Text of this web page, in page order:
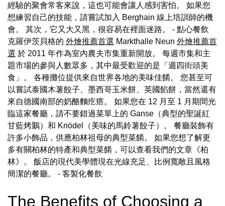
經驗的聚會常客來說，這也可能會讓人感到害怕。 如果您
想練習自己的技能，請嘗試加入 Berghain 線上培訓師的機
會。 其次，它又大又黑，很容易在裡面迷路。 - 點心餐飲
克羅伊茨貝格的 外燴推薦首選 Markthalle Neun 外燴推薦首
選 於 2011 年作為室內農夫市集重新開放。 每週市集和主
題市場的參與人數眾多，其中最受歡迎的是「週四街頭美
食」。 各種攤位提供來自世界各地的美味佳餚。 您甚至可
以嘗試泰國木薯餃子、墨西哥玉米餅、英國餡餅，當然還有
來自德國南部的奶酪麵疙瘩。 如果您在 12 月至 1 月期間光
臨這家餐廳，請不要錯過菜單上的 Ganse（典型的聖誕紅
甘藍烤鵝）和 Knödel（美味的馬鈴薯餃子）。 餐廳裝飾有
許多小飾品，供應柏林祖母的典型菜餚。 如果您想了解更
多有關柏林的特產和典型菜餚，可以查看我們的文章《柏
林》。 飯店的現代美學體現在光線充足、比例寬敞且風格
簡潔的餐廳。 - 客製化餐飲
The Benefits of Choosing a